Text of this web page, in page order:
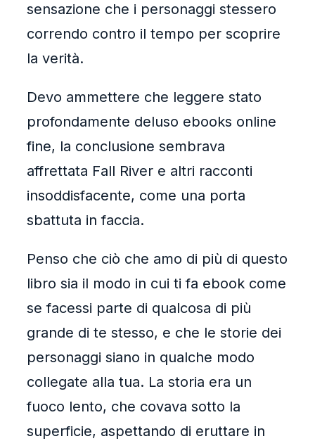
sensazione che i personaggi stessero
correndo contro il tempo per scoprire
la verità.
Devo ammettere che leggere stato
profondamente deluso ebooks online
fine, la conclusione sembrava
affrettata Fall River e altri racconti
insoddisfacente, come una porta
sbattuta in faccia.
Penso che ciò che amo di più di questo
libro sia il modo in cui ti fa ebook come
se facessi parte di qualcosa di più
grande di te stesso, e che le storie dei
personaggi siano in qualche modo
collegate alla tua. La storia era un
fuoco lento, che covava sotto la
superficie, aspettando di eruttare in